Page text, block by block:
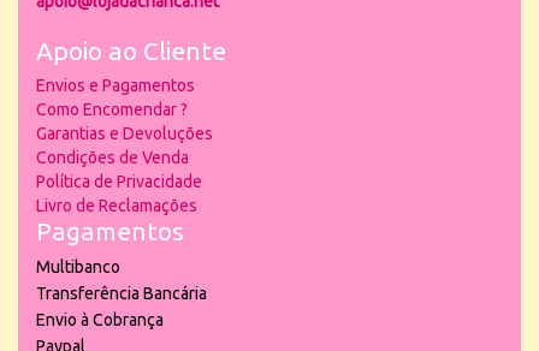
Apoio ao Cliente
Envios e Pagamentos
Como Encomendar ?
Garantias e Devoluções
Condições de Venda
Política de Privacidade
Livro de Reclamações
Pagamentos
Multibanco
Transferência Bancária
Envio à Cobrança
Paypal